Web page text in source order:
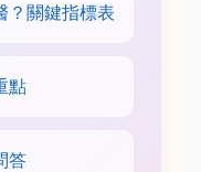
？關鍵指標表
點
答